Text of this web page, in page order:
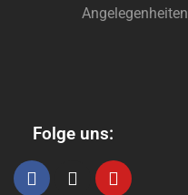
Angelegenheiten
Folge uns: